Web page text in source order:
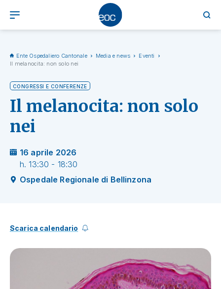
Ente Ospedaliero Cantonale Media e news
Eventi
Il melanocita: non solo nei
CONGRESSI E CONFERENZE
Il melanocita: non solo
nei
16 aprile 2026
h. 13:30 - 18:30
Ospedale Regionale di Bellinzona
Scarica calendario